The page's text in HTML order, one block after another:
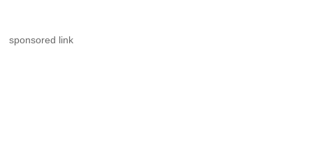
sponsored link